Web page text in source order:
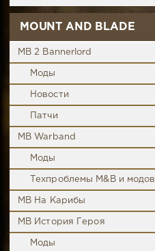
MOUNT AND BLADE
MB 2 Bannerlord
Моды
Новости
Патчи
MB Warband
Моды
Техпроблемы M&B и модов
MB На Карибы
MB История Героя
Моды